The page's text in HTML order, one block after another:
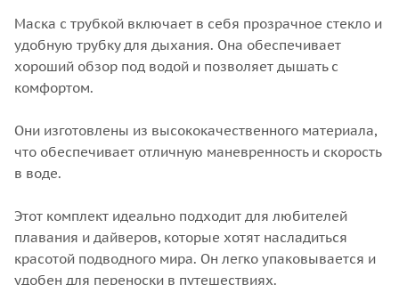
Маска с трубкой включает в себя прозрачное стекло и
удобную трубку для дыхания. Она обеспечивает
хороший обзор под водой и позволяет дышать с
комфортом.
Они изготовлены из высококачественного материала,
что обеспечивает отличную маневренность и скорость
в воде.
Этот комплект идеально подходит для любителей
плавания и дайверов, которые хотят насладиться
красотой подводного мира. Он легко упаковывается и
удобен для переноски в путешествиях.